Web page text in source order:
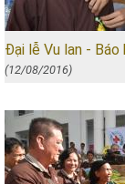
Đại lễ Vu lan - Báo
(12/08/2016)